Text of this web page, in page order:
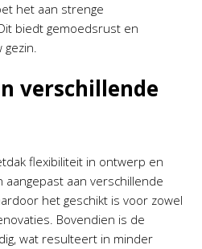
het aan strenge
biedt gemoedsrust en
gezin.
verschillende
flexibiliteit in ontwerp en
aan verschillende
het geschikt is voor zowel
Bovendien is de
wat resulteert in minder